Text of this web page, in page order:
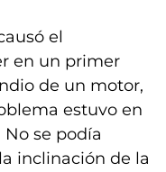
el
en un primer
de un motor,
estuvo en
se podía
inclinación de la